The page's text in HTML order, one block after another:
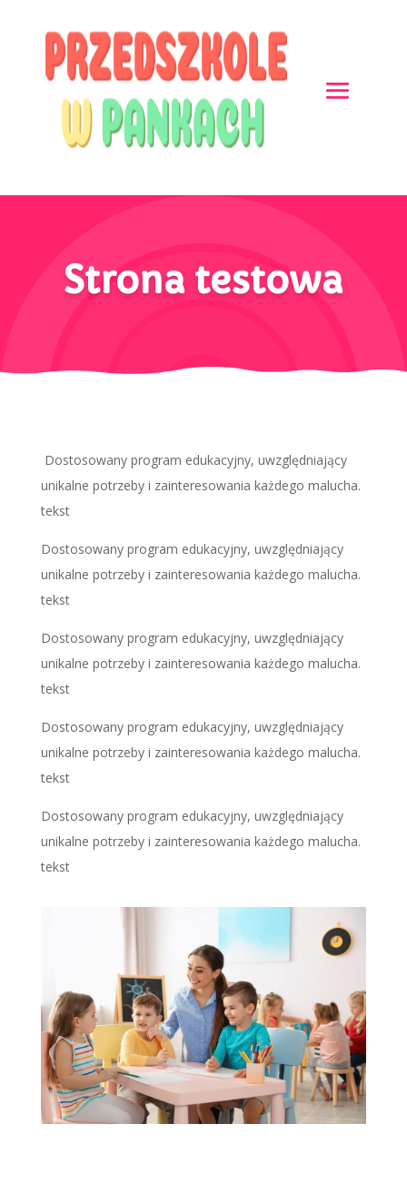
Strona testowa
Dostosowany program edukacyjny, uwzględniający
unikalne potrzeby i zainteresowania każdego malucha.
tekst
Dostosowany program edukacyjny, uwzględniający
unikalne potrzeby i zainteresowania każdego malucha.
tekst
Dostosowany program edukacyjny, uwzględniający
unikalne potrzeby i zainteresowania każdego malucha.
tekst
Dostosowany program edukacyjny, uwzględniający
unikalne potrzeby i zainteresowania każdego malucha.
tekst
Dostosowany program edukacyjny, uwzględniający
unikalne potrzeby i zainteresowania każdego malucha.
tekst